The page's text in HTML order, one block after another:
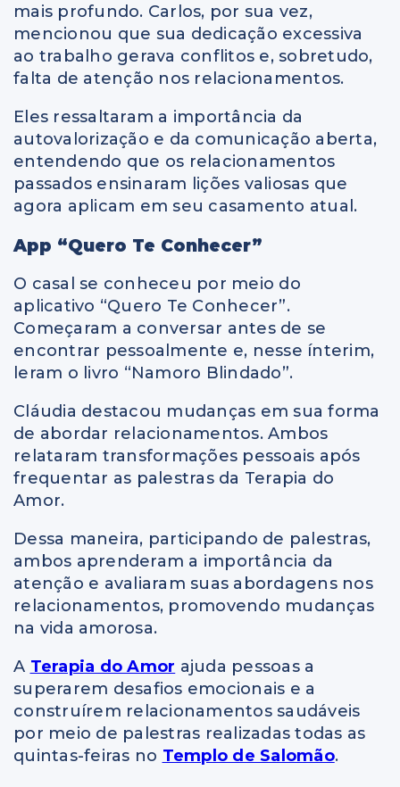
mais profundo. Carlos, por sua vez,
mencionou que sua dedicação excessiva
ao trabalho gerava conflitos e, sobretudo,
falta de atenção nos relacionamentos.
Eles ressaltaram a importância da
autovalorização e da comunicação aberta,
entendendo que os relacionamentos
passados ensinaram lições valiosas que
agora aplicam em seu casamento atual.
App “Quero Te Conhecer”
O casal se conheceu por meio do
aplicativo “Quero Te Conhecer”.
Começaram a conversar antes de se
encontrar pessoalmente e, nesse ínterim,
leram o livro “Namoro Blindado”.
Cláudia destacou mudanças em sua forma
de abordar relacionamentos. Ambos
relataram transformações pessoais após
frequentar as palestras da Terapia do
Amor.
Dessa maneira, participando de palestras,
ambos aprenderam a importância da
atenção e avaliaram suas abordagens nos
relacionamentos, promovendo mudanças
na vida amorosa.
A Terapia do Amor ajuda pessoas a
superarem desafios emocionais e a
construírem relacionamentos saudáveis
por meio de palestras realizadas todas as
quintas-feiras no Templo de Salomão.